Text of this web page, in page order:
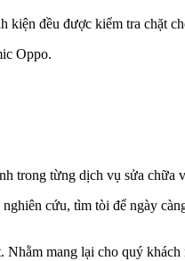
đều được kiểm tra chặt
Oppo.
trong từng dịch vụ sửa chữa
cứu, tìm tòi để ngày
mang lại cho quý